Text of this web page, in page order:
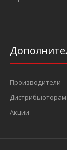
Производители
Дистрибьюторам
Акции